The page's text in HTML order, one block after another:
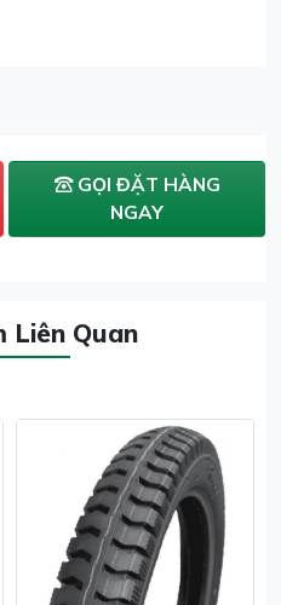
GỌI ĐẶT HÀNG
NGAY
Liên Quan